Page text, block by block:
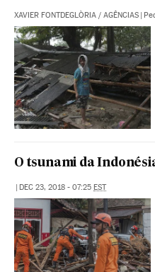
XAVIER FONTDEGLÒRIA / AGÊNCIAS |
O tsunami da
| DEC 23, 2018 - 07:25 EST